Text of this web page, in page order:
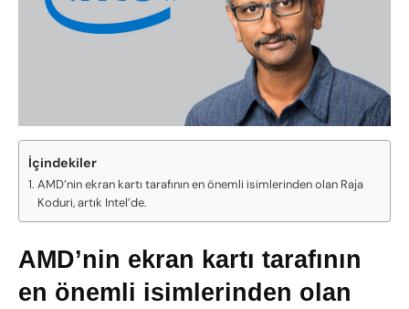
İçindekiler
AMD’nin ekran kartı tarafının en önemli isimlerinden olan Raja
Koduri, artık Intel’de.
AMD’nin ekran kartı tarafının
en önemli isimlerinden olan